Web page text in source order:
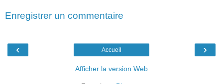
Enregistrer un commentaire
‹ ›
Accueil
Afficher la version Web